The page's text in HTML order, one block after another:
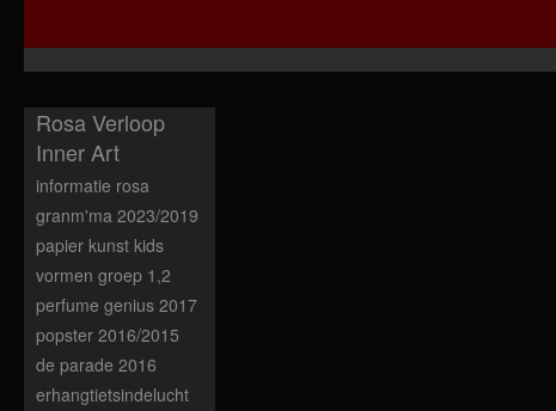
Rosa Verloop
Inner Art
informatie rosa
granm'ma 2023/2019
papier kunst kids
vormen groep 1,2
perfume genius 2017
popster 2016/2015
de parade 2016
erhangtietsindelucht